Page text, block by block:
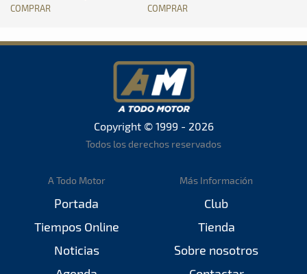
COMPRAR COMPRAR
Copyright © 1999 - 2026
Todos los derechos reservados
A Todo Motor
Portada
Tiempos Online
Noticias
Más Información
Club
Tienda
Sobre nosotros